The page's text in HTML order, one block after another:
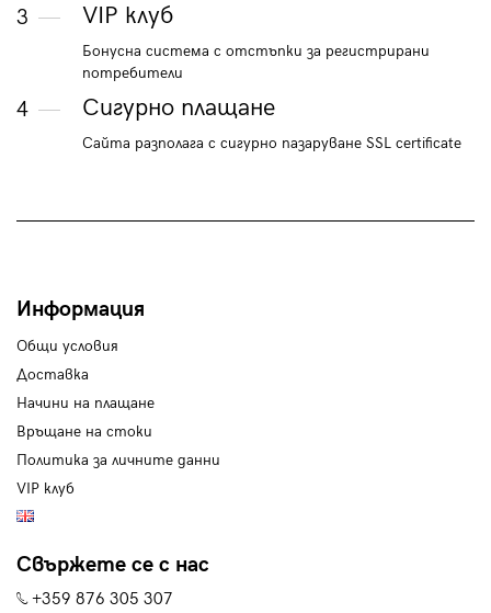
3 VIP клуб
Бонусна система с отстъпки за регистрирани
потребители
4 Сигурно плащане
Сайта разполага с сигурно пазаруване SSL certificate
Информация
Общи условия
Доставка
Начини на плащане
Връщане на стоки
Политика за личните данни
VIP клуб
Свържете се с нас
+359 876 305 307